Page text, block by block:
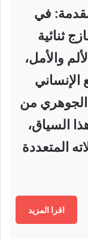
في
ثنائية
والأمل،
الجوهري من
السياق،
المتعددة
اقرا المزيد